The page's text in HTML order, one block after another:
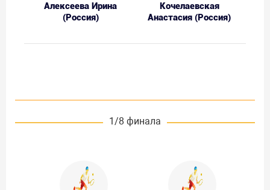
Алексеева Ирина
(Россия)
Кочелаевская
Анастасия (Россия)
1/8 финала